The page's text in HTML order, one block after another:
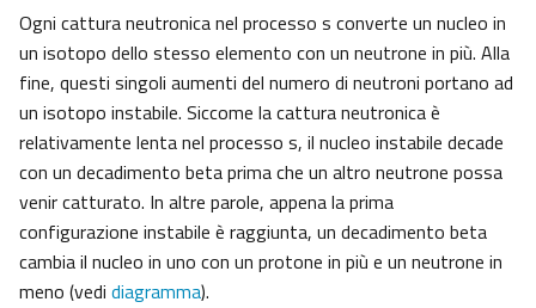
Ogni cattura neutronica nel processo s converte un nucleo in
un isotopo dello stesso elemento con un neutrone in più. Alla
fine, questi singoli aumenti del numero di neutroni portano ad
un isotopo instabile. Siccome la cattura neutronica è
relativamente lenta nel processo s, il nucleo instabile decade
con un decadimento beta prima che un altro neutrone possa
venir catturato. In altre parole, appena la prima
configurazione instabile è raggiunta, un decadimento beta
cambia il nucleo in uno con un protone in più e un neutrone in
meno (vedi diagramma).